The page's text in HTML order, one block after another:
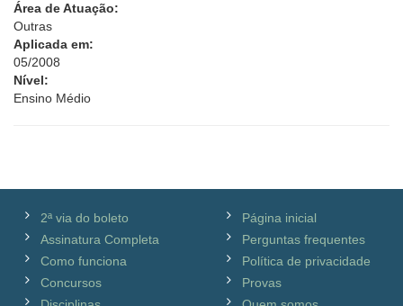
Área de Atuação:
Outras
Aplicada em:
05/2008
Nível:
Ensino Médio
2ª via do boleto
Assinatura Completa
Como funciona
Concursos
Página inicial
Perguntas frequentes
Política de privacidade
Provas